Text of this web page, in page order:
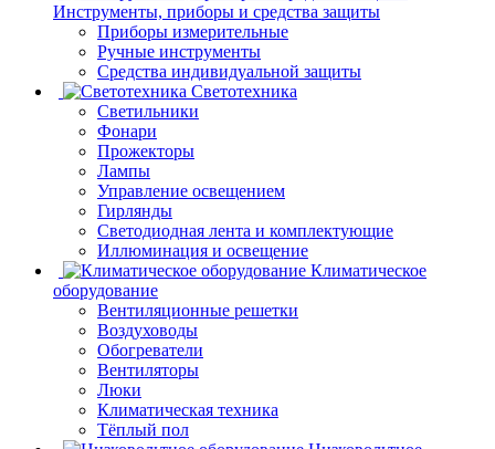
Инструменты, приборы и средства защиты
Приборы измерительные
Ручные инструменты
Средства индивидуальной защиты
Светотехника
Светильники
Фонари
Прожекторы
Лампы
Управление освещением
Гирлянды
Светодиодная лента и комплектующие
Иллюминация и освещение
Климатическое
оборудование
Вентиляционные решетки
Воздуховоды
Обогреватели
Вентиляторы
Люки
Климатическая техника
Тёплый пол